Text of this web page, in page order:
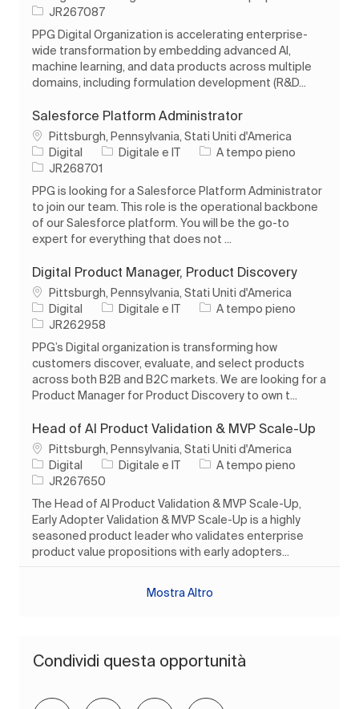
ID processo
JR267087
PPG Digital Organization is accelerating enterprise-
wide transformation by embedding advanced AI,
machine learning, and data products across multiple
domains, including formulation development (R&D...
Salesforce Platform Administrator
Ubicazione
Pittsburgh, Pennsylvania, Stati Uniti d'America
Digital
Categoria
Digitale e IT Tipo di lavoro
A tempo pieno
ID processo
JR268701
PPG is looking for a Salesforce Platform Administrator
to join our team. This role is the operational backbone
of our Salesforce platform. You will be the go-to
expert for everything that does not ...
Digital Product Manager, Product Discovery
Ubicazione
Pittsburgh, Pennsylvania, Stati Uniti d'America
Digital
Categoria
Digitale e IT Tipo di lavoro
A tempo pieno
ID processo
JR262958
PPG’s Digital organization is transforming how
customers discover, evaluate, and select products
across both B2B and B2C markets. We are looking for a
Product Manager for Product Discovery to own t...
Head of AI Product Validation & MVP Scale-Up
Ubicazione
Pittsburgh, Pennsylvania, Stati Uniti d'America
Digital
Categoria
Digitale e IT Tipo di lavoro
A tempo pieno
ID processo
JR267650
The Head of AI Product Validation & MVP Scale-Up,
Early Adopter Validation & MVP Scale-Up is a highly
seasoned product leader who validates enterprise
product value propositions with early adopters...
Mostra Altro
Condividi questa opportunità